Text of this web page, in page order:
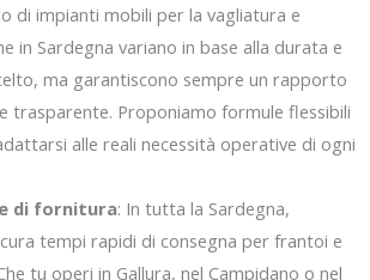
di impianti mobili per la vagliatura e
in Sardegna variano in base alla durata e
ma garantiscono sempre un rapporto
trasparente. Proponiamo formule flessibili
alle reali necessità operative di ogni
di fornitura: In tutta la Sardegna,
tempi rapidi di consegna per frantoi e
tu operi in Gallura, nel Campidano o nel